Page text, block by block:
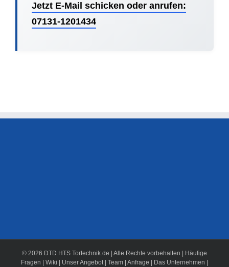
Jetzt E-Mail schicken oder anrufen:
07131-1201434
© 2026 DTD HTS Tortechnik.de | Alle Rechte vorbehalten | Häufige
Fragen | Wiki | Unser Angebot| Team | Anfrage | Das Unternehmen |